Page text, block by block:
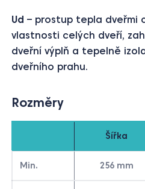
Ud – prostup tepla dveřmi
vlastnosti celých dveří,
dveřní výplň a tepelně
dveřního prahu.
Rozměry
Šířka
Min. 256 mm